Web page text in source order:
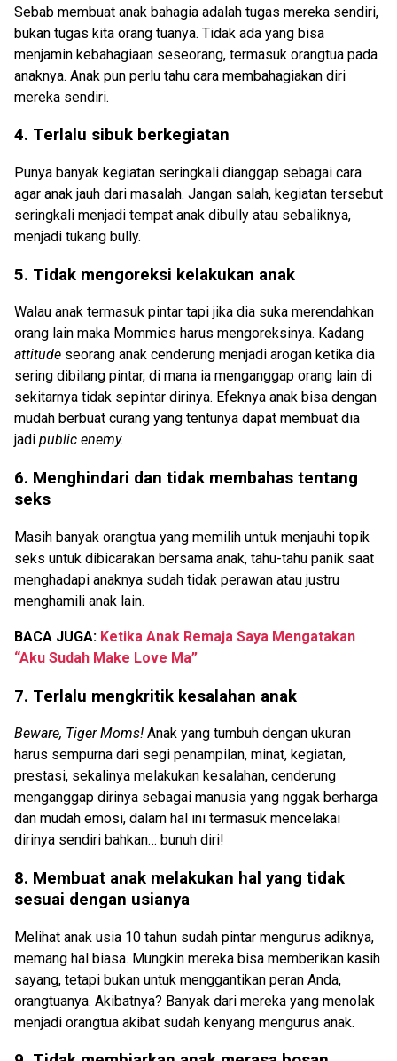
Sebab membuat anak bahagia adalah tugas mereka sendiri,
bukan tugas kita orang tuanya. Tidak ada yang bisa
menjamin kebahagiaan seseorang, termasuk orangtua pada
anaknya. Anak pun perlu tahu cara membahagiakan diri
mereka sendiri.
4. Terlalu sibuk berkegiatan
Punya banyak kegiatan seringkali dianggap sebagai cara
agar anak jauh dari masalah. Jangan salah, kegiatan tersebut
seringkali menjadi tempat anak dibully atau sebaliknya,
menjadi tukang bully.
5. Tidak mengoreksi kelakukan anak
Walau anak termasuk pintar tapi jika dia suka merendahkan
orang lain maka Mommies harus mengoreksinya. Kadang
attitude seorang anak cenderung menjadi arogan ketika dia
sering dibilang pintar, di mana ia menganggap orang lain di
sekitarnya tidak sepintar dirinya. Efeknya anak bisa dengan
mudah berbuat curang yang tentunya dapat membuat dia
jadi public enemy.
6. Menghindari dan tidak membahas tentang
seks
Masih banyak orangtua yang memilih untuk menjauhi topik
seks untuk dibicarakan bersama anak, tahu-tahu panik saat
menghadapi anaknya sudah tidak perawan atau justru
menghamili anak lain.
BACA JUGA: Ketika Anak Remaja Saya Mengatakan
“Aku Sudah Make Love Ma”
7. Terlalu mengkritik kesalahan anak
Beware, Tiger Moms! Anak yang tumbuh dengan ukuran
harus sempurna dari segi penampilan, minat, kegiatan,
prestasi, sekalinya melakukan kesalahan, cenderung
menganggap dirinya sebagai manusia yang nggak berharga
dan mudah emosi, dalam hal ini termasuk mencelakai
dirinya sendiri bahkan… bunuh diri!
8. Membuat anak melakukan hal yang tidak
sesuai dengan usianya
Melihat anak usia 10 tahun sudah pintar mengurus adiknya,
memang hal biasa. Mungkin mereka bisa memberikan kasih
sayang, tetapi bukan untuk menggantikan peran Anda,
orangtuanya. Akibatnya? Banyak dari mereka yang menolak
menjadi orangtua akibat sudah kenyang mengurus anak.